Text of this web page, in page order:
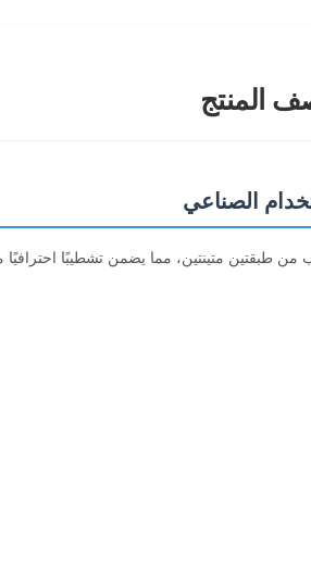
المنتج
من طبقتين متينتين، مما يضمن تشطيبًا